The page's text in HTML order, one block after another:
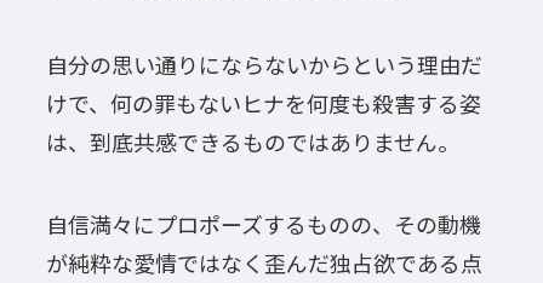
自分の思い通りにならないからという理由だ
けで、何の罪もないヒナを何度も殺害する姿
は、到底共感できるものではありません。
自信満々にプロポーズするものの、その動機
が純粋な愛情ではなく歪んだ独占欲である点